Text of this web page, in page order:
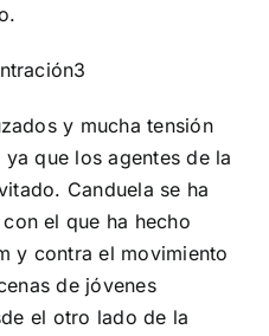
y mucha tensión
que los agentes de la
Canduela se ha
el que ha hecho
y contra el movimiento
de jóvenes
el otro lado de la